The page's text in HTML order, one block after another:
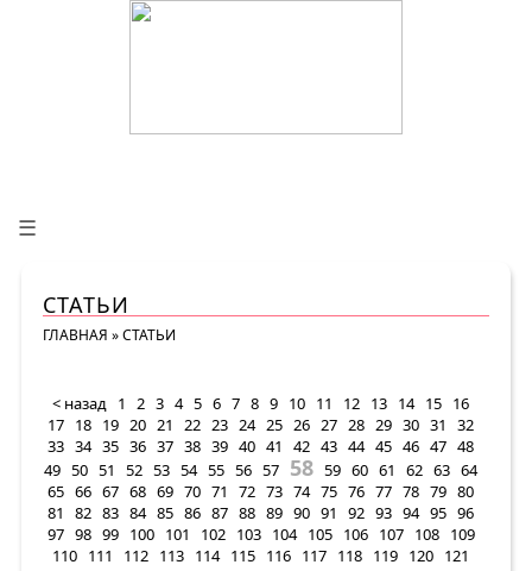
☰
СТАТЬИ
ГЛАВНАЯ »СТАТЬИ
< назад 1 2 3 4 5 6 7 8 9 10 11 12 13 14 15 16
17 18 19 20 21 22 23 24 25 26 27 28 29 30 31
32
33 34 35 36 37 38 39 40 41 42 43 44 45 46 47 48
49 50 51 52 53 54 55 56 57 58 59 60 61 62 63 64
65 66 67 68 69 70 71 72 73 74 75 76 77 78 79 80
81
82 83 84 85 86 87 88 89 90 91 92 93 94 95 96
97 98 99 100 101 102 103 104 105 106 107 108 109
110 111 112 113 114 115 116 117 118 119 120 121